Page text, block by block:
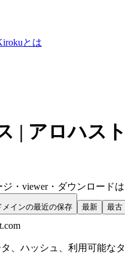
とは
| アロハス
・viewer・ダウンロード
メインの最近の保存 最新 最古
、ハッシュ、利用可能な